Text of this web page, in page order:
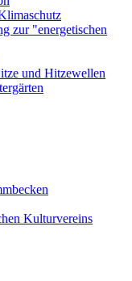
zur "energetischen
und Hitzewellen
Kulturvereins